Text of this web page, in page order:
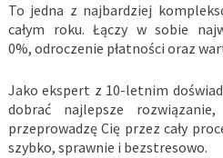
To jedna z najbardziej
całym roku. Łączy w sobie
0%, odroczenie płatności oraz
Jako ekspert z 10-letnim
dobrać najlepsze
przeprowadzę Cię przez cały
szybko, sprawnie i bezstresowo.